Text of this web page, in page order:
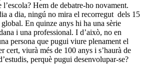
Hem de debatre-ho novament.
a dia, ningú no mira el recorregut dels 15
En quinze anys hi ha una sèrie
i una professional. I d’això, no en
persona que pugui viure plenament el
cert, viurà més de 100 anys i s’haurà de
perquè pugui desenvolupar-se?